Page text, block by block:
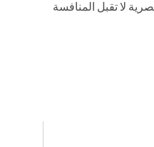
لا تقبل المنافسة